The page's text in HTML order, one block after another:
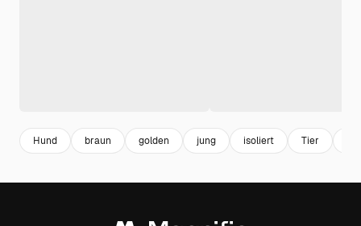
Hund braun golden jung isoliert Tier